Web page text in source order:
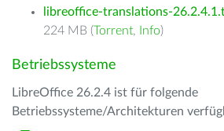
libreoffice-translations-
224 MB (Torrent, Info)
Betriebssysteme
LibreOffice 26.2.4 ist für folgende
Betriebssysteme/Architekturen